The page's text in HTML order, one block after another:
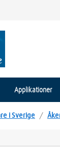
Applikationer
i Sverige /